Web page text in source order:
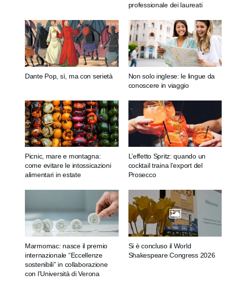
professionale dei laureati
Dante Pop, sì, ma con serietà
Non solo inglese: le lingue da
conoscere in viaggio
Picnic, mare e montagna:
come evitare le intossicazioni
alimentari in estate
L’effetto Spritz: quando un
cocktail traina l’export del
Prosecco
Marmomac: nasce il premio
internazionale “Eccellenze
sostenibili” in collaborazione
con l’Università di Verona
Si è concluso il World
Shakespeare Congress 2026